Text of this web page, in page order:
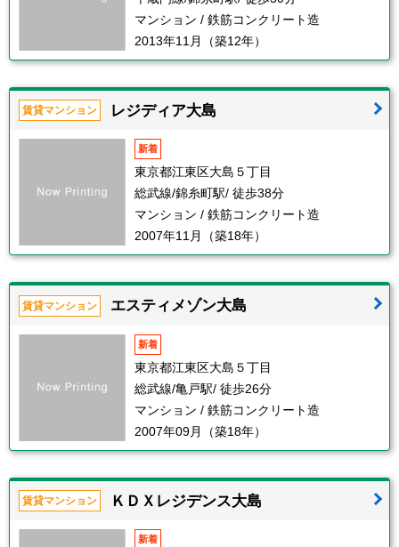
マンション / 鉄筋コンクリート造
2013年11月（築12年）
賃貸マンション レジディア大島
新着
東京都江東区大島５丁目
総武線/錦糸町駅/ 徒歩38分
マンション / 鉄筋コンクリート造
2007年11月（築18年）
賃貸マンション エスティメゾン大島
新着
東京都江東区大島５丁目
総武線/亀戸駅/ 徒歩26分
マンション / 鉄筋コンクリート造
2007年09月（築18年）
賃貸マンション ＫＤＸレジデンス大島
新着